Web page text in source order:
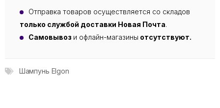
Отправка товаров осуществляется со складов
только службой доставки Новая Почта.
Самовывоз и офлайн-магазины отсутствуют.
Шампунь Elgon